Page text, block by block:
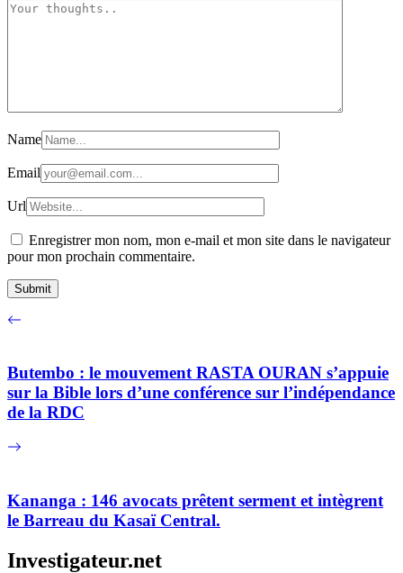
Name
Email
Url
Enregistrer mon nom, mon e-mail et mon site dans le navigateur
pour mon prochain commentaire.
Butembo : le mouvement RASTA OURAN s’appuie
sur la Bible lors d’une conférence sur l’indépendance
de la RDC
Kananga : 146 avocats prêtent serment et intègrent
le Barreau du Kasaï Central.
Investigateur.net